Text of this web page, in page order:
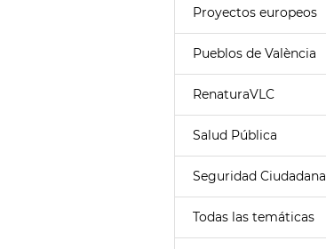
Proyectos europeos
Pueblos de València
RenaturaVLC
Salud Pública
Seguridad Ciudadana
Todas las temáticas